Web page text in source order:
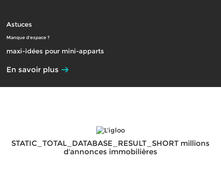
Astuces
Manque d'espace ?
maxi-idées pour mini-apparts
En savoir plus
STATIC_TOTAL_DATABASE_RESULT_SHORT millions
d'annonces immobilières